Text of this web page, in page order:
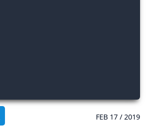
FEB 17 / 2019